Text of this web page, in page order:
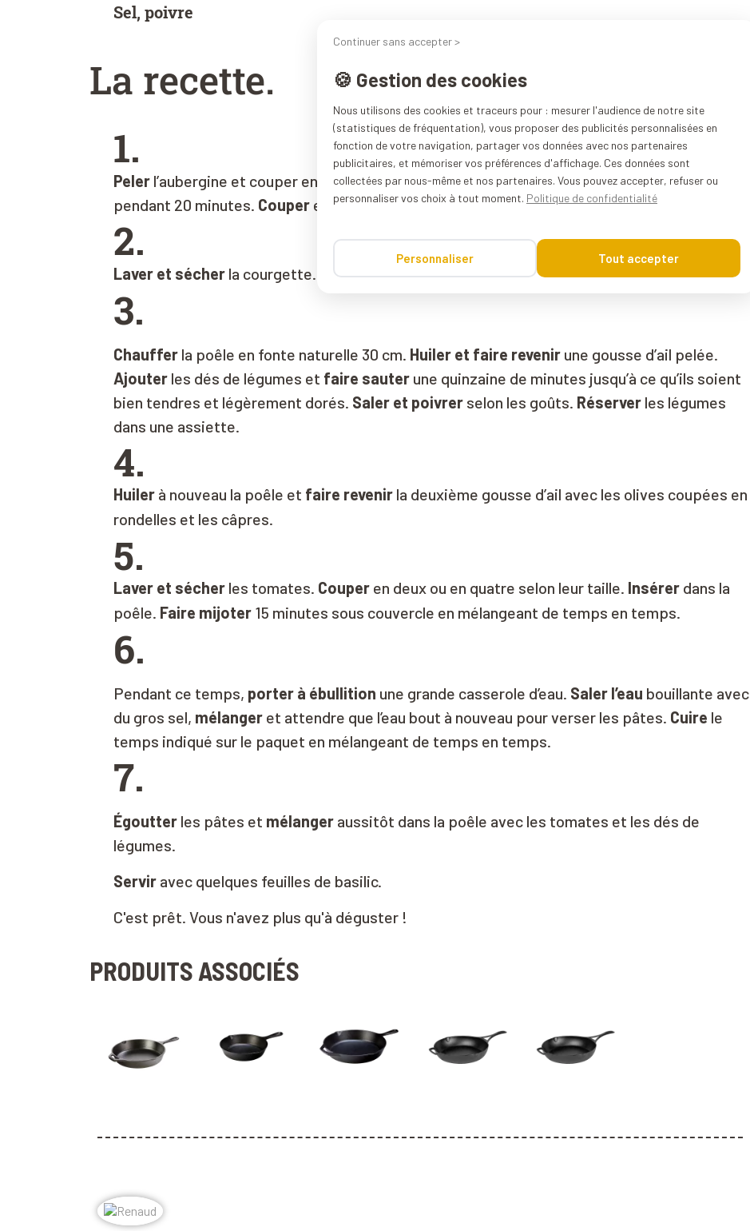
Sel, poivre
La recette.
1.
Peler l’aubergine et couper en tranches d’1 cm.Saler et laisser dégorgerdans une passoire
pendant 20 minutes. Couper ensuite en petits dés de 1 cm.
2.
Laver et sécher la courgette. Couperen petits dés de même taille que les aubergines.
3.
Chauffer la poêle en fonte naturelle 30 cm. Huiler et faire revenir une gousse d’ail pelée.
Ajouter les dés de légumes et faire sauter une quinzaine de minutes jusqu’à ce qu’ils soient
bien tendres et légèrement dorés. Saler et poivrer selon les goûts. Réserver les légumes
dans une assiette.
4.
Huiler à nouveau la poêle et faire revenir la deuxième gousse d’ail avec les olives coupées en
rondelles et les câpres.
5.
Laver et sécher les tomates. Couper en deux ou en quatre selon leur taille. Insérer dans la
poêle. Faire mijoter 15 minutes sous couvercle en mélangeant de temps en temps.
6.
Pendant ce temps, porter à ébullition une grande casserole d’eau. Saler l’eau bouillante avec
du gros sel, mélanger et attendre que l’eau bout à nouveau pour verser les pâtes. Cuire le
temps indiqué sur le paquet en mélangeant de temps en temps.
7.
Égoutter les pâtes et mélanger aussitôt dans la poêle avec les tomates et les dés de
légumes.
Servir avec quelques feuilles de basilic.
C'est prêt. Vous n'avez plus qu'à déguster !
PRODUITS ASSOCIÉS
Continuer sans accepter >
🍪 Gestion des cookies
Nous utilisons des cookies et traceurs pour : mesurer l'audience de notre site
(statistiques de fréquentation), vous proposer des publicités personnalisées en
fonction de votre navigation, partager vos données avec nos partenaires
publicitaires, et mémoriser vos préférences d'affichage. Ces données sont
collectées par nous-même et nos partenaires. Vous pouvez accepter, refuser ou
personnaliser vos choix à tout moment. Politique de confidentialité
Personnaliser Tout accepter